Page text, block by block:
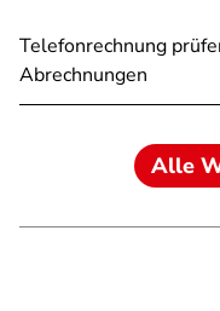
Telefonrechnung
Abrechnungen
Alle